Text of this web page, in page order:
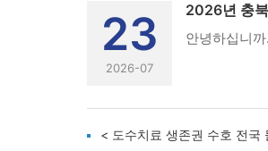
23
2026-07
2026년 충
< 도수치료 생존권 수호 전국